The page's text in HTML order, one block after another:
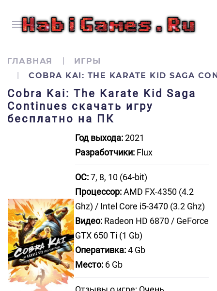
ГЛАВНАЯ
ИГРЫ
COBRA KAI: THE KARATE KID SAGA
Cobra Kai: The Karate Kid Saga
Continues скачать игру
бесплатно на ПК
Год выхода:2021
Разработчики: Flux
ОС:7, 8, 10 (64-bit)
Процессор:AMD FX-4350 (4.2
Ghz) / Intel Core i5-3470 (3.2 Ghz)
Видео: Radeon HD 6870 / GeForce
GTX 650 Ti (1 Gb)
Оперативка:4 Gb
Место: 6 Gb